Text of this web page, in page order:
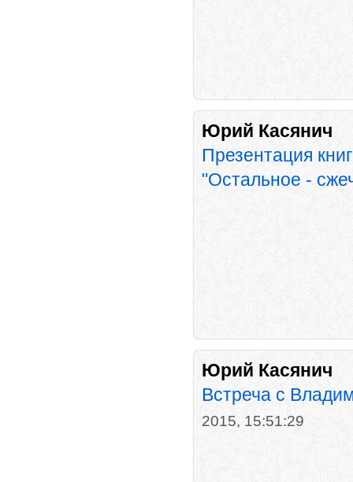
Юрий Касянич
Презентация
"Остальное -
Юрий Касянич
Встреча с
2015, 15:51:29